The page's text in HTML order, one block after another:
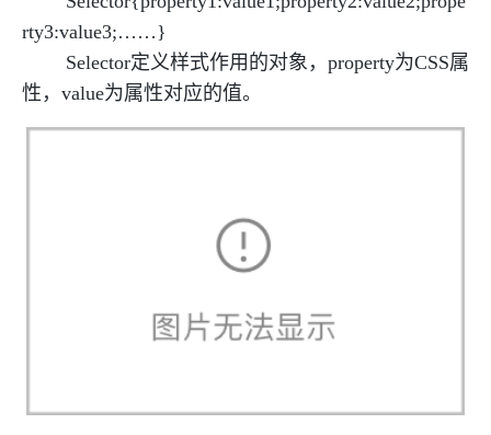
rty3:value3;……}
Selector定义样式作用的对象，property为CSS属
性，value为属性对应的值。